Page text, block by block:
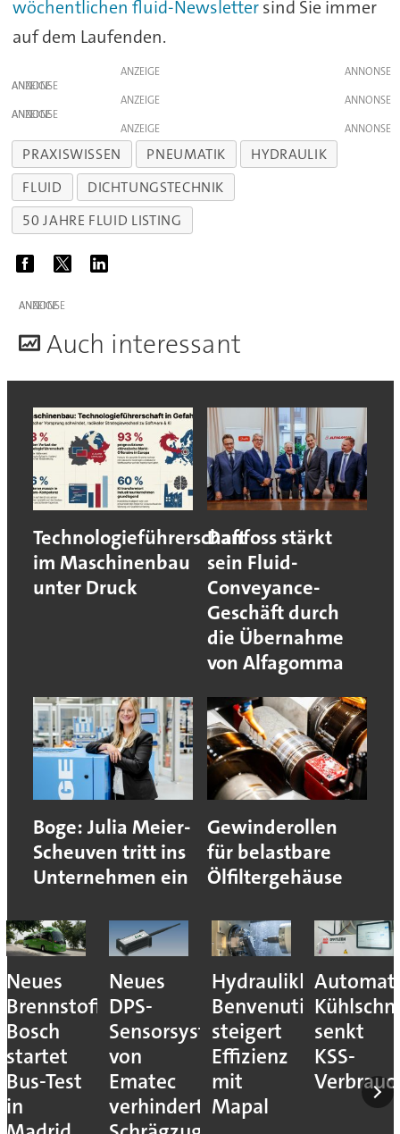
wöchentlichen fluid-Newslettersind Sie immer
auf dem Laufenden.
ANZEIGE
ANZEIGE
ANZEIGE
ANZEIGE
ANZEIGE
PRAXISWISSEN PNEUMATIK
HYDRAULIK
FLUID
DICHTUNGSTECHNIK
50 JAHRE FLUID LISTING
ANZEIGE
Auch interessant
Technologieführerschaft
im Maschinenbau
unter Druck
Danfoss stärkt
sein Fluid-
Conveyance-
Geschäft durch
die Übernahme
von Alfagomma
Boge: Julia Meier-
Scheuven tritt ins
Unternehmen ein
Gewinderollen
für belastbare
Ölfiltergehäuse
Neues
Brennstoffzellensystem:
Bosch
startet
Bus-Test
in
Neues
DPS-
Sensorsystem
von
Ematec
verhindert
Hydraulikhersteller
Benvenuti
steigert
Effizienz
mit
Mapal
senkt
KSS-